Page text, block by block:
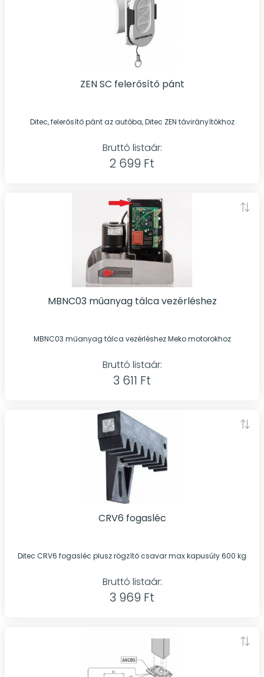
ZEN SC felerősítő pánt
Ditec, felerősítő pánt az autóba, Ditec ZEN távirányítókhoz
Bruttó listaár:
2 699 Ft
MBNC03 műanyag tálca vezérléshez
MBNC03 műanyag tálca vezérléshez Meko motorokhoz
Bruttó listaár:
3 611 Ft
CRV6 fogasléc
Ditec CRV6 fogasléc plusz rögzítő csavar max kapusúly 600 kg
Bruttó listaár:
3 969 Ft